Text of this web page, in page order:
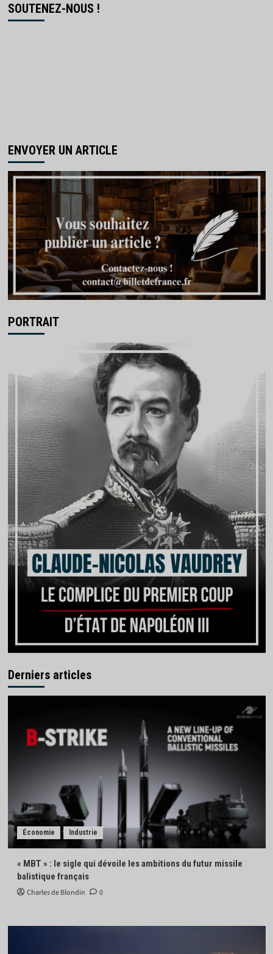
SOUTENEZ-NOUS !
ENVOYER UN ARTICLE
PORTRAIT
Derniers articles
Économie Industrie
« MBT » : le sigle qui dévoile les ambitions du futur missile
balistique français
Charles de Blondin 0